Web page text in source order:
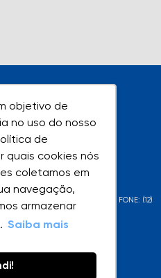
objetivo de
no uso do nosso
de
quais cookies nós
coletamos em
navegação,
armazenar
Saiba mais
objetivo de
no uso do nosso
de
quais cookies nós
coletamos em
navegação,
armazenar
Saiba mais
direitos reservados
SÃO JOSÉ DOS CAMPOS - SP - FONE: (12)